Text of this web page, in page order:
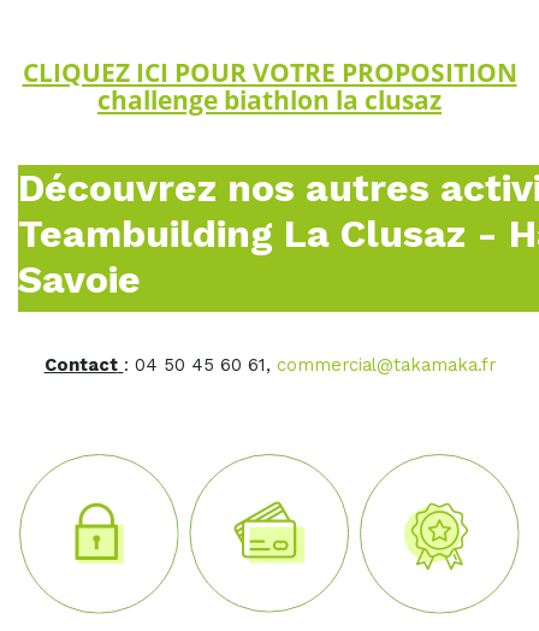
CLIQUEZ ICI POUR VOTRE PROPOSITION
challenge biathlon la clusaz
Découvrez nos autres
Teambuilding La Clusaz -
Savoie
Contact : 04 50 45 60 61, commercial@takamaka.fr